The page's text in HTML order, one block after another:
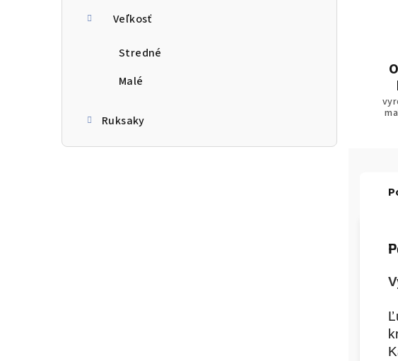
Veľkosť
Stredné
Malé
Ruksaky